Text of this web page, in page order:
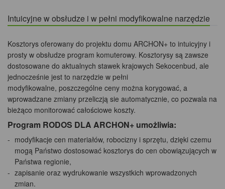
Intuicyjne w obsłudze i w pełni modyfikowalne narzędzie
Kosztorys oferowany do projektu domu ARCHON+ to intuicyjny i
prosty w obsłudze program komuterowy. Kosztorysy są zawsze
dostosowane do aktualnych stawek krajowych Sekocenbud, ale
jednocześnie jest to narzędzie w pełni
modyfikowalne, poszczególne ceny można korygować, a
wprowadzane zmiany przeliczją sie automatycznie, co pozwala na
bieżąco monitorować całościowe koszty.
Program RODOS DLA ARCHON+ umożliwia:
modyfikacje cen materiałów, robocizny i sprzętu, dzięki czemu
mogą Państwo dostosować kosztorys do cen obowiązujących w
Państwa regionie,
zapisanie oraz wydrukowanie wszystkich wprowadzonych
zmian.